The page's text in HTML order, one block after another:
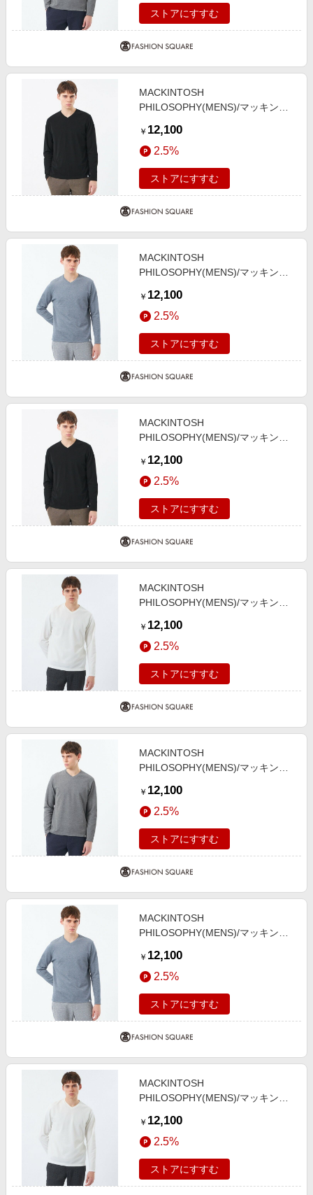
ストアにすすむ
MACKINTOSH
PHILOSOPHY(MENS)/マッキント
ックロンT ストレッチミラノリブ
ブラック1 40
￥ 12,100
2.5%
ストアにすすむ
MACKINTOSH
PHILOSOPHY(MENS)/マッキント
ックロンT ストレッチミラノリブ
ブルー6 38
￥ 12,100
2.5%
ストアにすすむ
MACKINTOSH
PHILOSOPHY(MENS)/マッキント
ックロンT ストレッチミラノリブ
ブラック1 38
￥ 12,100
2.5%
ストアにすすむ
MACKINTOSH
PHILOSOPHY(MENS)/マッキント
ックロンT ストレッチミラノリブ
ホワイト1 38
￥ 12,100
2.5%
ストアにすすむ
MACKINTOSH
PHILOSOPHY(MENS)/マッキント
ックロンT ストレッチミラノリブ
グレー3 38
￥ 12,100
2.5%
ストアにすすむ
MACKINTOSH
PHILOSOPHY(MENS)/マッキント
ックロンT ストレッチミラノリブ
ブルー6 40
￥ 12,100
2.5%
ストアにすすむ
MACKINTOSH
PHILOSOPHY(MENS)/マッキント
ックロンT ストレッチミラノリブ
ホワイト1 40
￥ 12,100
2.5%
ストアにすすむ